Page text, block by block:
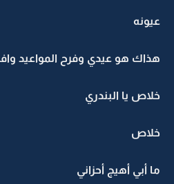
عيونه
هذاك هو عيدي وفرح المواعيد
خلاص يا البندري
خلاص
ما أبي أهيج أحزاني